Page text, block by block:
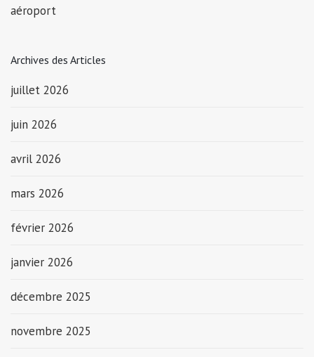
aéroport
Archives des Articles
juillet 2026
juin 2026
avril 2026
mars 2026
février 2026
janvier 2026
décembre 2025
novembre 2025